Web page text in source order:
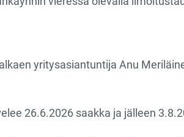
yritysasiantuntija Anu
26.6.2026 saakka ja jälleen